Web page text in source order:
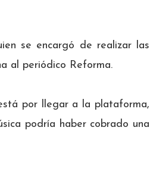
se encargó de realizar las
al periódico Reforma.
por llegar a la plataforma,
podría haber cobrado una